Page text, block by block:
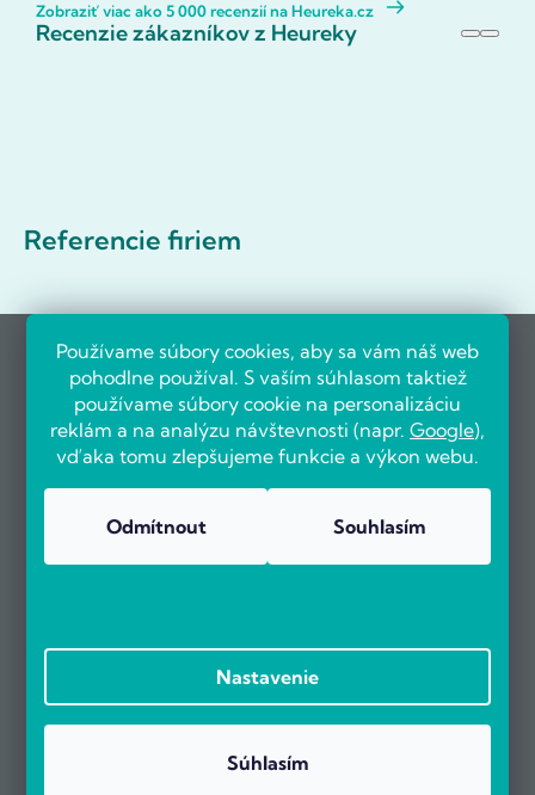
Používame súbory cookies, aby sa vám náš web
pohodlne používal. S vaším súhlasom taktiež
používame súbory cookie na personalizáciu
reklám a na analýzu návštevnosti (napr. Google),
vďaka tomu zlepšujeme funkcie a výkon webu.
Odmítnout Souhlasím
Nastavenie
Súhlasím
Zobraziť viac ako 5 000 recenzií na Heureka.cz
Recenzie zákazníkov z Heureky
Referencie firiem